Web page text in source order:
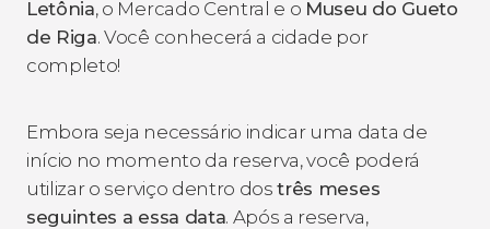
Letônia, o Mercado Central e o Museu do Gueto
de Riga. Você conhecerá a cidade por
completo!
Embora seja necessário indicar uma data de
início no momento da reserva, você poderá
utilizar o serviço dentro dostrês meses
seguintes a essa data. Após a reserva,